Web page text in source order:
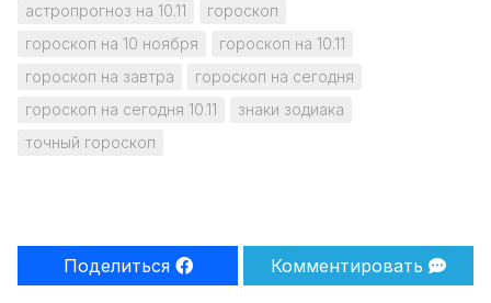
астропрогноз на 10.11
гороскоп
гороскоп на 10 ноября
гороскоп на 10.11
гороскоп на завтра
гороскоп на сегодня
гороскоп на сегодня 10.11
знаки зодиака
точный гороскоп
Поделиться Комментировать